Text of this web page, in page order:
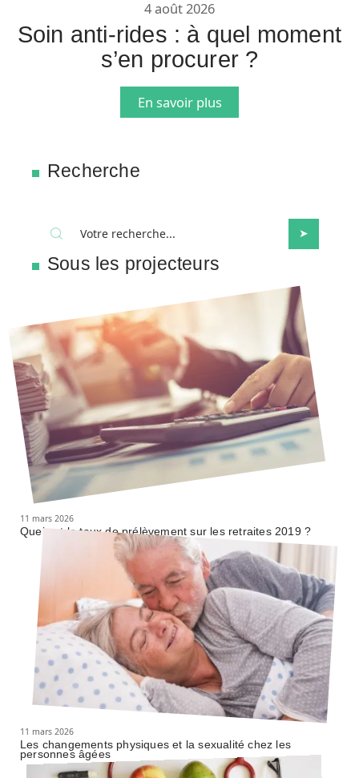
4 août 2026
Soin anti-rides : à quel moment
s’en procurer ?
En savoir plus
Recherche
Sous les projecteurs
11 mars 2026
Quel est le taux de prélèvement sur les retraites 2019 ?
11 mars 2026
Les changements physiques et la sexualité chez les
personnes âgées